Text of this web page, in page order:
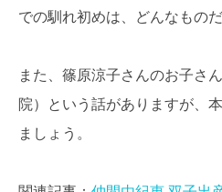
での馴れ初めは、どんなもの
また、篠原涼子さんのお子さ
院）という話がありますが、
ましょう。